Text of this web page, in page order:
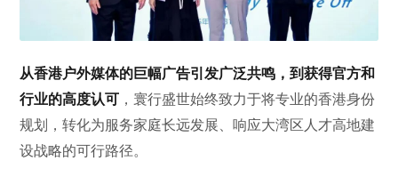
从香港户外媒体的巨幅广告引发广泛共鸣，到获得官方和
行业的高度认可 ，寰行盛世始终致力于将专业的香港身份
规划，转化为服务家庭长远发展、响应大湾区人才高地建
设战略的可行路径。